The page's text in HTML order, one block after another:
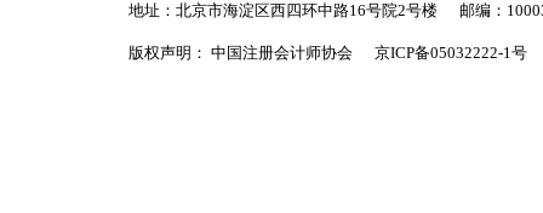
地址：北京市海淀区西四环中路16号院2号楼 邮编：
版权声明： 中国注册会计师协会 京ICP备05032222-1号